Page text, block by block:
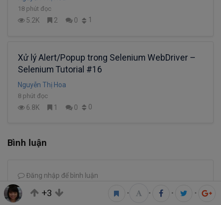
18 phút đọc
5.2K 2 0 1
Xử lý Alert/Popup trong Selenium WebDriver –
Selenium Tutorial #16
Nguyễn Thị Hoa
8 phút đọc
6.8K 1 0 0
Bình luận
Đăng nhập để bình luận
+3 • • • •